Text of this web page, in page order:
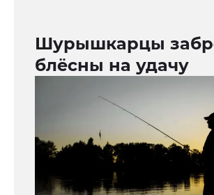
Шурышкарцы
блёсны на удачу